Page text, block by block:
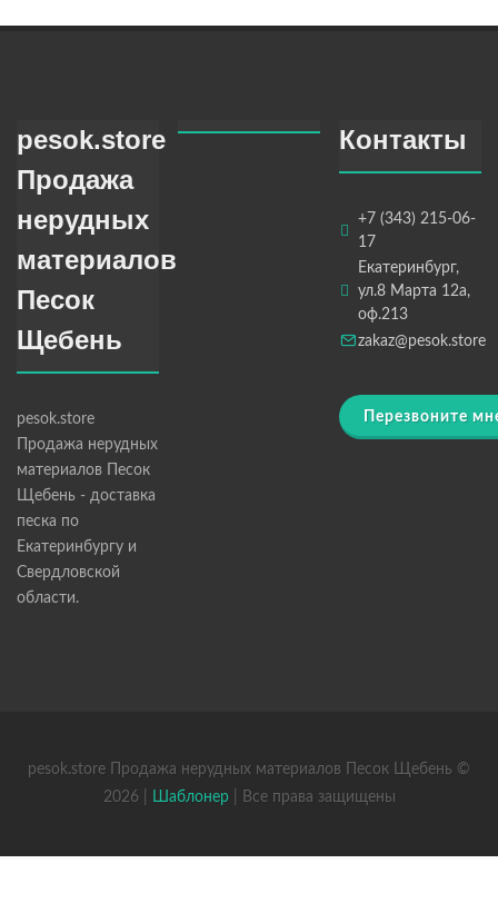
pesok.store
Продажа
нерудных
материалов
Песок
Щебень
pesok.store
Продажа нерудных
материалов Песок
Щебень - доставка
песка по
Екатеринбургу и
Свердловской
области.
Контакты
+7 (343) 215-06-
17
Екатеринбург,
ул.8 Марта 12а,
оф.213
zakaz@pesok.store
Перезвоните
pesok.store Продажа нерудных материалов Песок Щебень ©
2026 |
Шаблонер| Все права защищены